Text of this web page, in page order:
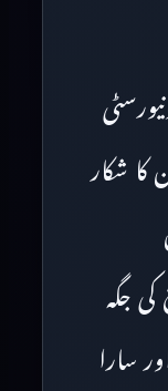
شکار
کی جگہ
سارا